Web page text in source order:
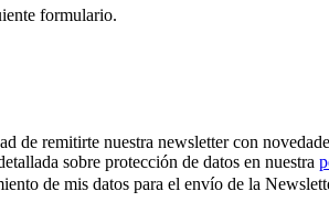
formulario.
remitirte nuestra newsletter con
sobre protección de datos en nuestra
de mis datos para el envío de la